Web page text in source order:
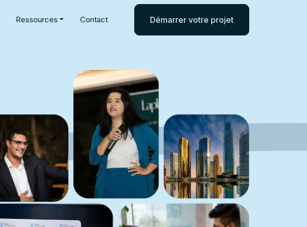
Ressources Contact Démarrer votre projet